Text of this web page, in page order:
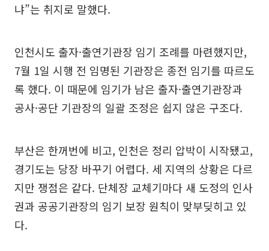
냐”는 취지로 말했다.
인천시도 출자·출연기관장 임기 조례를 마련했지만,
7월 1일 시행 전 임명된 기관장은 종전 임기를 따르도
록 했다. 이 때문에 임기가 남은 출자·출연기관장과
공사·공단 기관장의 일괄 조정은 쉽지 않은 구조다.
부산은 한꺼번에 비고, 인천은 정리 압박이 시작됐고,
경기도는 당장 바꾸기 어렵다. 세 지역의 상황은 다르
지만 쟁점은 같다. 단체장 교체기마다 새 도정의 인사
권과 공공기관장의 임기 보장 원칙이 맞부딪히고 있
다.